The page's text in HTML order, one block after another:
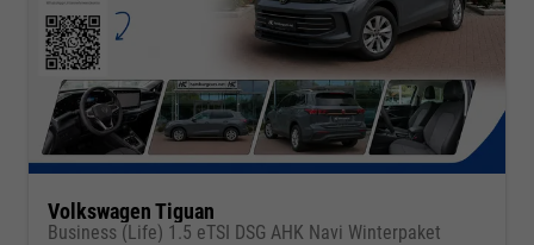
Volkswagen Tiguan
Business (Life) 1.5 eTSI DSG AHK Navi Winterpaket